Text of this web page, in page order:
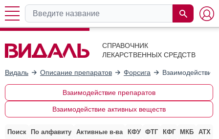
СПРАВОЧНИК
ЛЕКАРСТВЕННЫХ СРЕДСТВ
Видаль Описание препаратов Форсига Взаимодействие
Взаимодействие препаратов
Взаимодействие активных веществ
Поиск По алфавиту Активные в-ва КФУ ФТГ КФГ МКБ АТХ